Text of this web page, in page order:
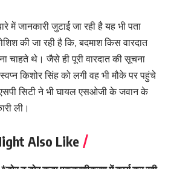
में जानकारी जुटाई जा रही है यह भी पता
की जा रही है कि, बदमाश किस वारदात
चाहते थे। जैसे ही पूरी वारदात की सूचना
किशोर सिंह को लगी वह भी मौके पर पहुंचे
सिटी ने भी घायल एसओजी के जवान के
ली।
Also Like